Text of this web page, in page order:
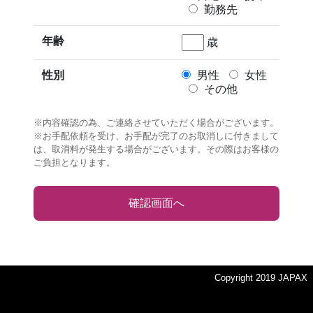
勤務先
年齢 歳
性別 男性
女性
その他
内容確認の為、ご連絡させていただく場合がございます。
お手配依頼を受け、お手配が完了のお取消しに付きまして
は、取消料が発生する場合がございます。その際はお客様の
ご負担となります。
Copyright 2019 JAPAX